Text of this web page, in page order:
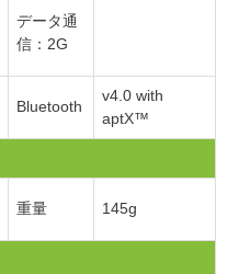
データ通
信：2G
Bluetooth
v4.0 with
aptX™
重量 145g